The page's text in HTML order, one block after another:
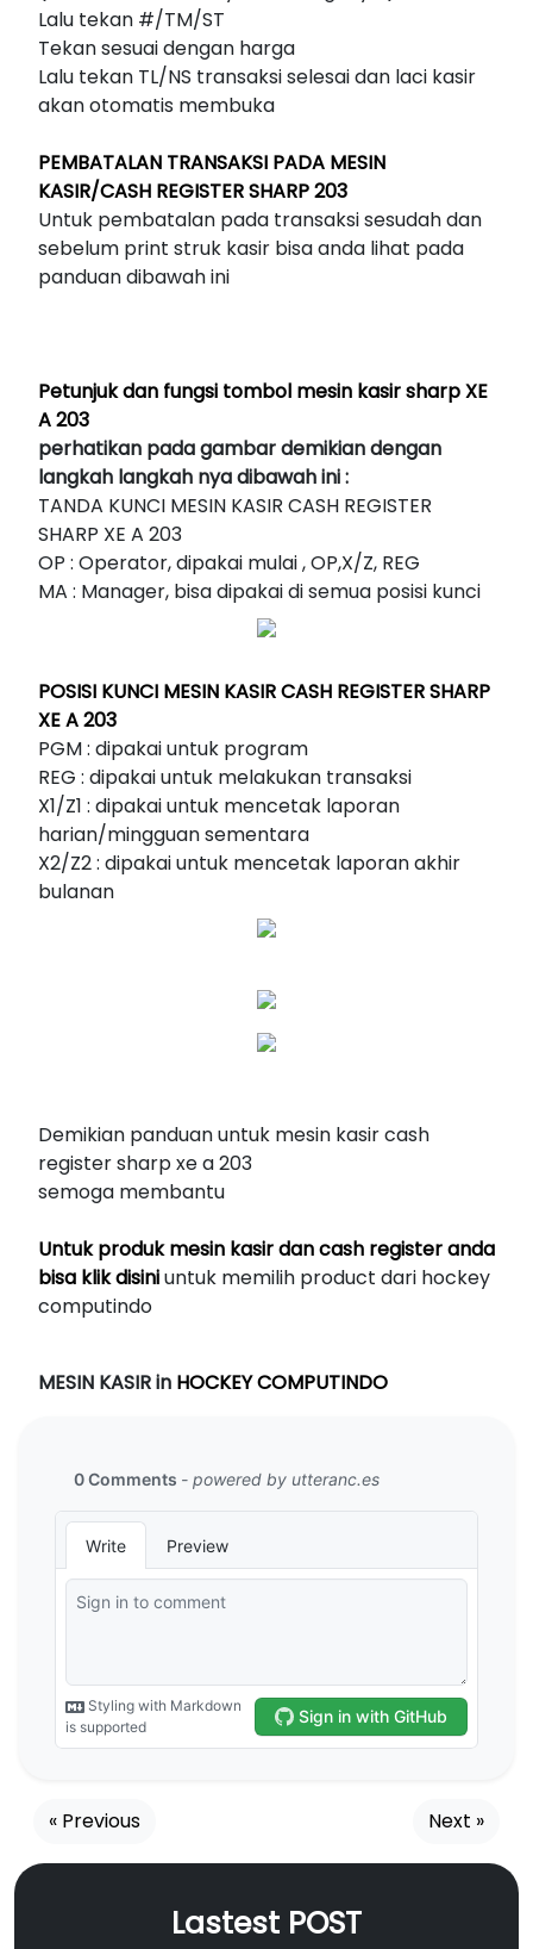
Lalu tekan #/TM/ST
Tekan sesuai dengan harga
Lalu tekan TL/NS transaksi selesai dan laci kasir
akan otomatis membuka
PEMBATALAN TRANSAKSI PADA MESIN
KASIR/CASH REGISTER SHARP 203
Untuk pembatalan pada transaksi sesudah dan
sebelum print struk kasir bisa anda lihat pada
panduan dibawah ini
Petunjuk dan fungsi tombol mesin kasir sharp XE
A 203
perhatikan pada gambar demikian dengan
langkah langkah nya dibawah ini :
TANDA KUNCI MESIN KASIR CASH REGISTER
SHARP XE A 203
OP : Operator, dipakai mulai , OP,X/Z, REG
MA : Manager, bisa dipakai di semua posisi kunci
POSISI KUNCI MESIN KASIR CASH REGISTER SHARP
XE A 203
PGM : dipakai untuk program
REG : dipakai untuk melakukan transaksi
X1/Z1 : dipakai untuk mencetak laporan
harian/mingguan sementara
X2/Z2 : dipakai untuk mencetak laporan akhir
bulanan
Demikian panduan untuk mesin kasir cash
register sharp xe a 203
semoga membantu
Untuk produk mesin kasir dan cash register anda
bisa klik disiniuntuk memilih product dari hockey
computindo
MESIN KASIRin HOCKEY COMPUTINDO
« Previous Next »
Lastest POST